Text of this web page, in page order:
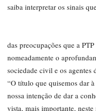
saiba interpretar os sinais
das preocupações que a
nomeadamente o
sociedade civil e os agentes
“O título que quisemos dar
nossa intenção de dar a
vista, mais importante,